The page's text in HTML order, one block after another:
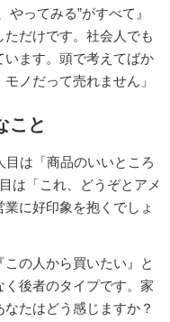
ってみる”がすべて』
だけです。社会人でも
ます。頭で考えてばか
ノだって売れません」
こと
は「商品のいいところ
は「これ、どうぞとアメ
に好印象を抱くでしょ
この人から買いたい』と
後者のタイプです。家
たはどう感じますか？